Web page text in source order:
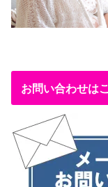
お問い合わせは